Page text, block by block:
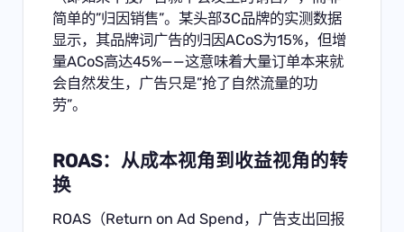
简单的”归因销售”。某头部3C品牌的实测数据
显示，其品牌词广告的归因ACoS为15%，但增
量ACoS高达45%——这意味着大量订单本来就
会自然发生，广告只是”抢了自然流量的功
劳”。
ROAS：从成本视角到收益视角的转
换
ROAS（Return on Ad Spend，广告支出回报